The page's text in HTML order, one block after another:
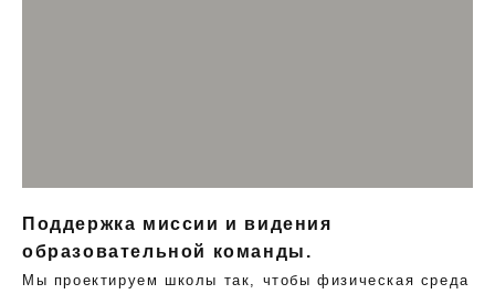
Поддержка миссии и видения
образовательной команды.
Мы проектируем школы так, чтобы физическая среда